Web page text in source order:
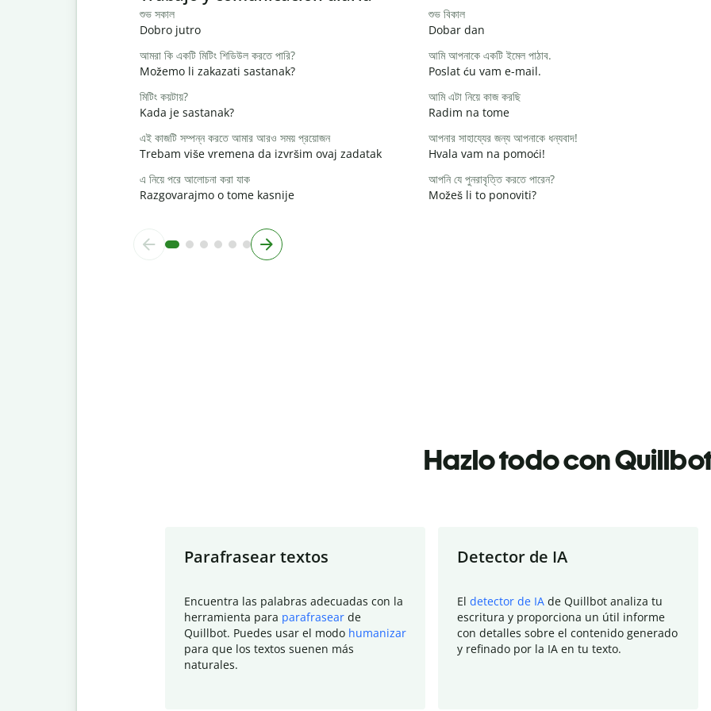
শুভ সকাল
Dobro jutro
শুভ বিকাল
Dobar dan
আমরা কি একটি মিটিং শিডিউল করতে পারি?
Možemo li zakazati sastanak?
আমি আপনাকে একটি ইমেল পাঠাব.
Poslat ću vam e-mail.
মিটিং কয়টায়?
Kada je sastanak?
আমি এটা নিয়ে কাজ করছি
Radim na tome
এই কাজটি সম্পন্ন করতে আমার আরও সময় প্রয়োজন
Trebam više vremena da izvršim ovaj zadatak
আপনার সাহায্যের জন্য আপনাকে ধন্যবাদ!
Hvala vam na pomoći!
এ নিয়ে পরে আলোচনা করা যাক
Razgovarajmo o tome kasnije
আপনি যে পুনরাবৃত্তি করতে পারেন?
Možeš li to ponoviti?
Hazlo todo con
Parafrasear textos
Encuentra las palabras adecuadas con la
herramienta para parafrasear de
Quillbot. Puedes usar el modo humanizar
para que los textos suenen más
naturales.
Detector de IA
El detector de IA de Quillbot analiza tu
escritura y proporciona un útil informe
con detalles sobre el contenido generado
y refinado por la IA en tu texto.